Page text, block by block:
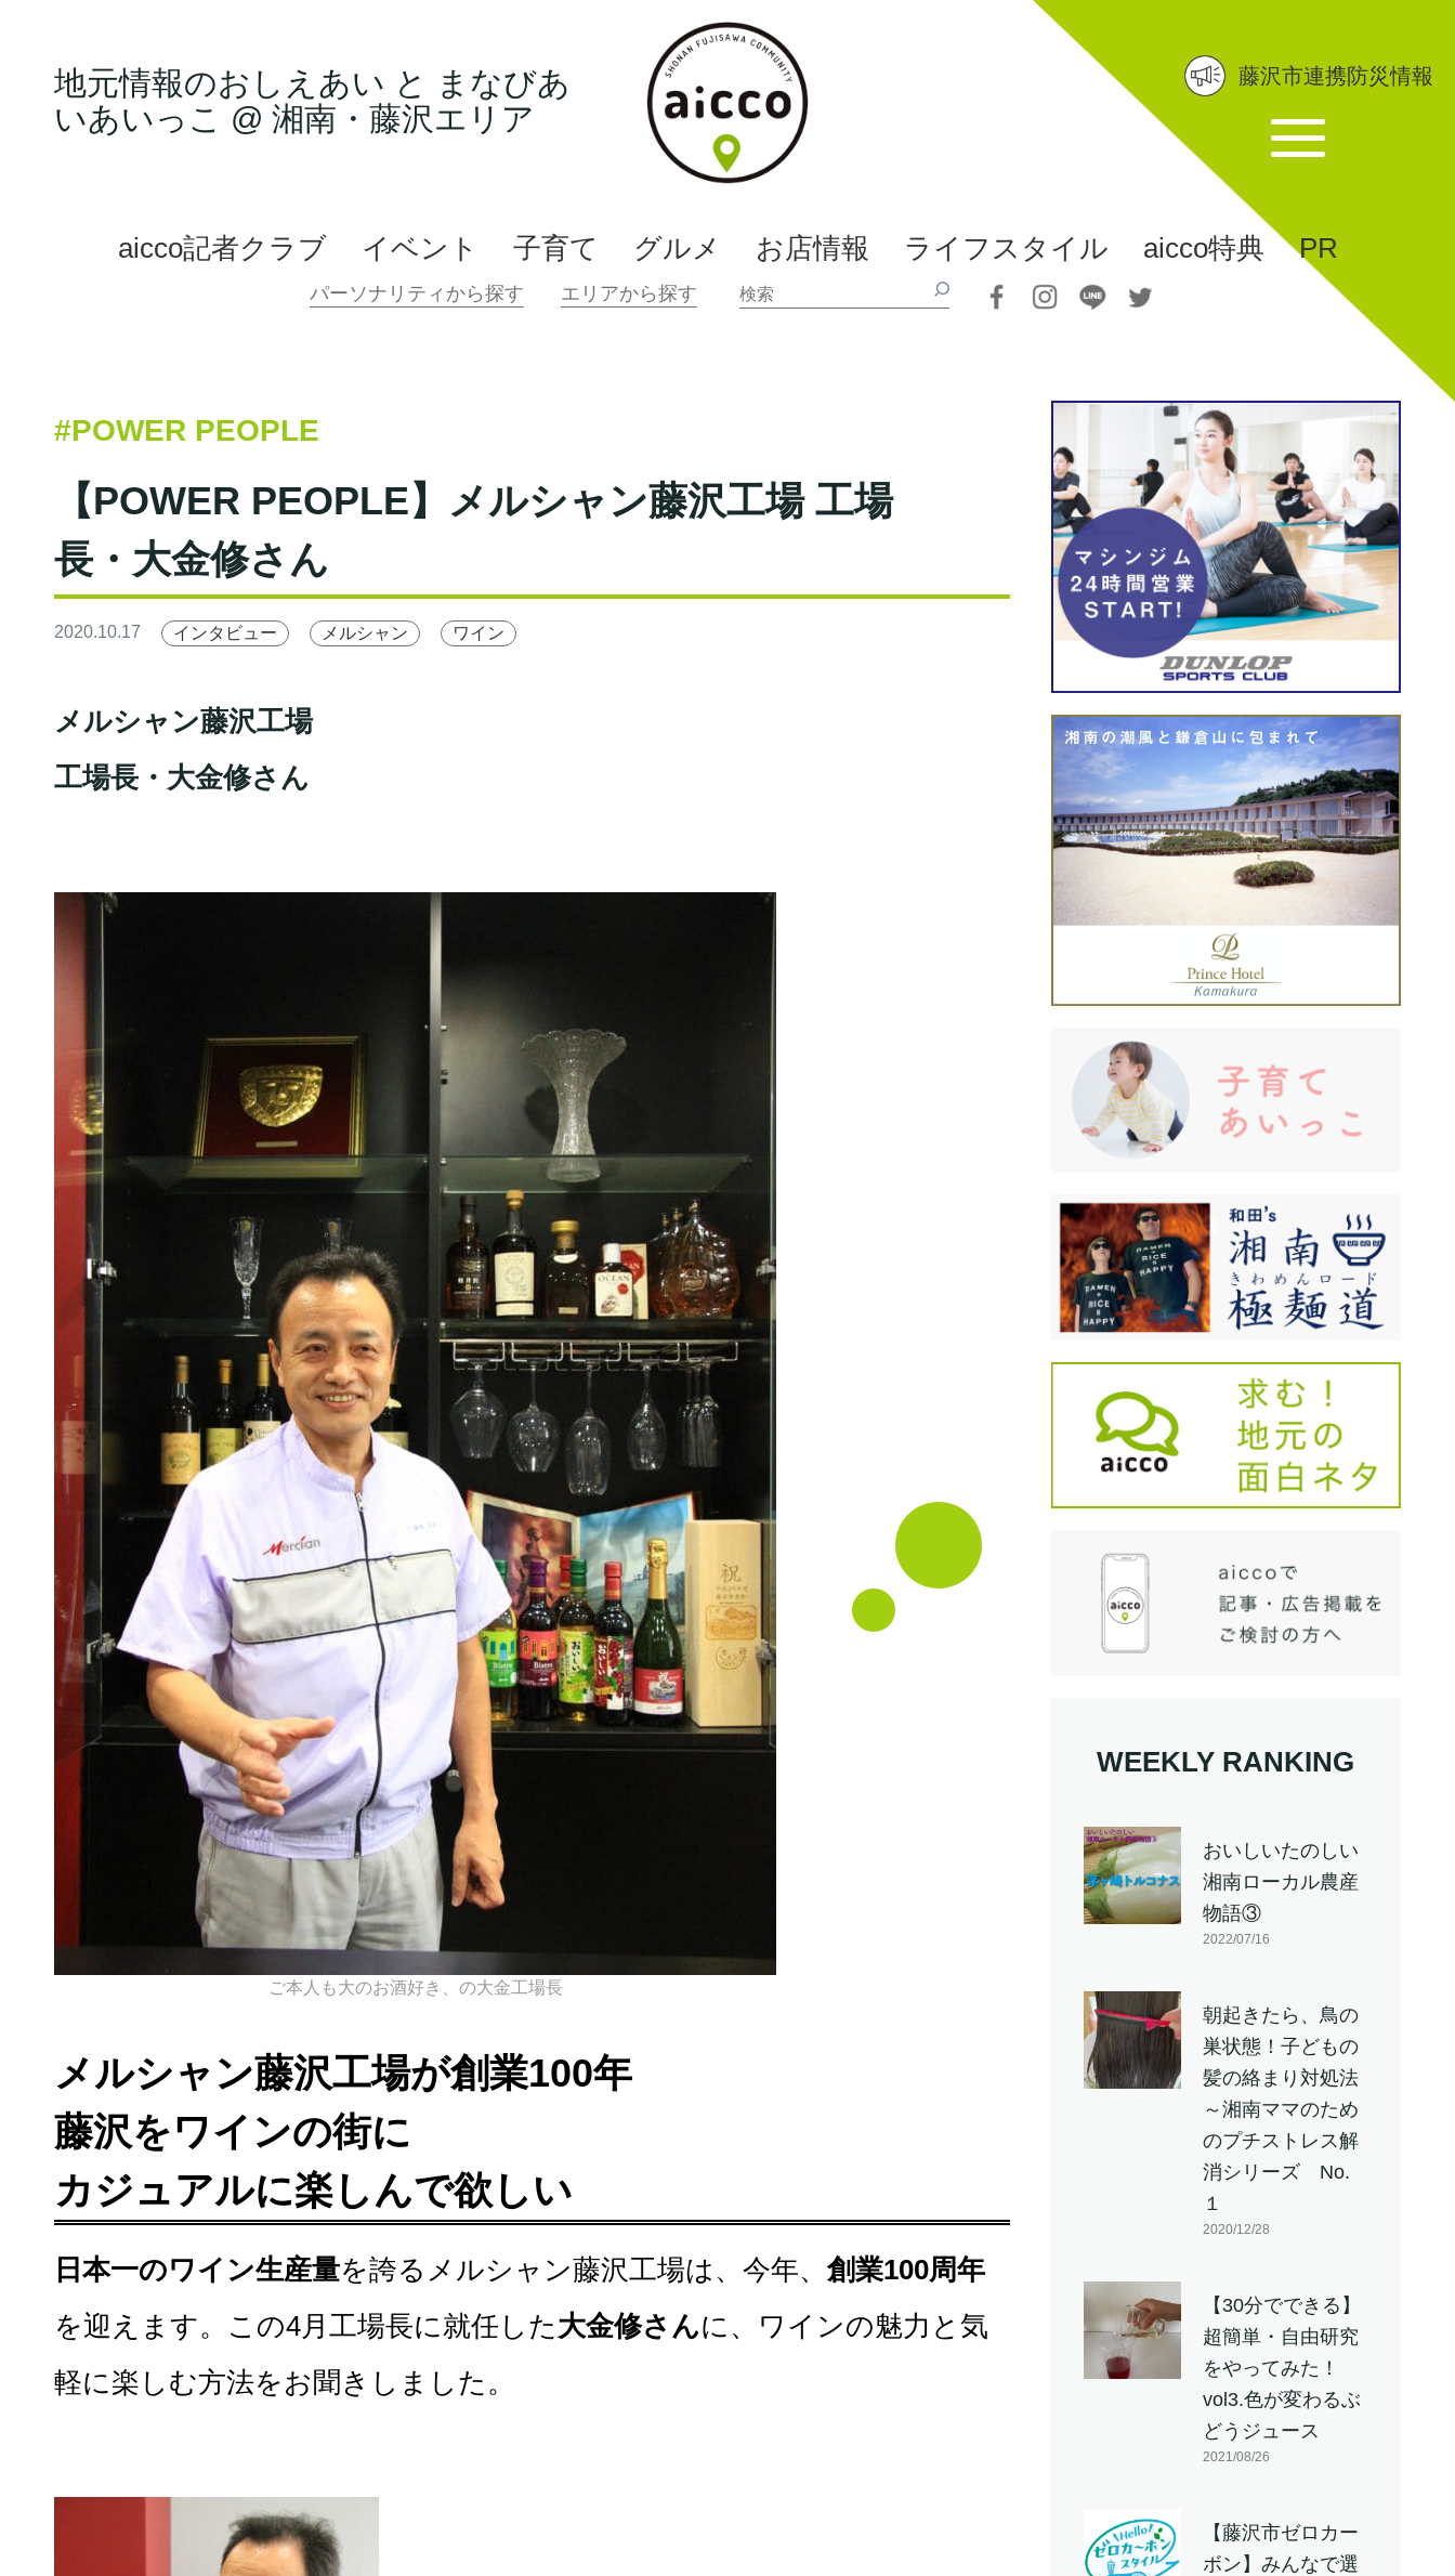
地元情報のおしえあい と まなびあ
いあいっこ @ 湘南・藤沢エリア
aicco記者クラブ イベント 子育て グルメ お店情報 ライフスタイル aicco特典 PR
藤沢市連携防災情報
#POWER PEOPLE
【POWER PEOPLE】メルシャン藤沢工場 工場
長・大金修さん
2020.10.17 インタビュー メルシャン ワイン
メルシャン藤沢工場
工場長・大金修さん
ご本人も大のお酒好き、の大金工場長
メルシャン藤沢工場が創業100年
藤沢をワインの街に
カジュアルに楽しんで欲しい
日本一のワイン生産量を誇るメルシャン藤沢工場は、今年、 創業100周年
を迎えます。この4月工場長に就任した大金修さんに、ワインの魅力と気
軽に楽しむ方法をお聞きしました。
WEEKLY RANKING
おいしいたのしい
湘南ローカル農産
物語③
2022/07/16
朝起きたら、鳥の
巣状態！子どもの
髪の絡まり対処法
～湘南ママのため
のプチストレス解
消シリーズ No.
１
2020/12/28
【30分でできる】
超簡単・自由研究
をやってみた！
vol3.色が変わるぶ
どうジュース
2021/08/26
【藤沢市ゼロカー
ボン】みんなで選